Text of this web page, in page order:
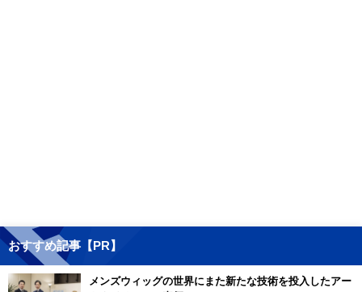
おすすめ記事【PR】
メンズウィッグの世界にまた新たな技術を投入したアー